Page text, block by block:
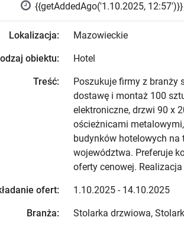
{{getAddedAgo('1.10.2025, 12:57')}}
Lokalizacja: Mazowieckie
obiektu: Hotel
Treść:
Poszukuje firmy z branży
dostawę i montaż 100
elektroniczne, drzwi 90 x
ościeżnicami
budynków hotelowych na
województwa. Preferuje
oferty cenowej.
ofert: 1.10.2025 - 14.10.2025
Branża: Stolarka drzwiowa,